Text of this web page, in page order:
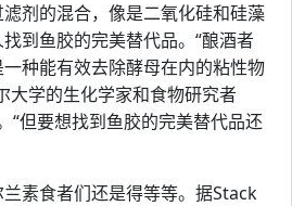
剂的混合，像是二氧化硅和硅藻
到鱼胶的完美替代品。“酿酒者
种能有效去除酵母在内的粘性物
大学的生化学家和食物研究者
“但要想找到鱼胶的完美替代品还
素食者们还是得等等。据Stack